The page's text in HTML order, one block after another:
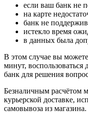
если ваш банк не
на карте
банк не
истекло время
в данных была
В этом случае вы
минут, воспользоваться
банк для решения
Безналичным расчётом
курьерской доставке,
самовывоза из магазина.